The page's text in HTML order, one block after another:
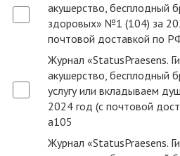
акушерство, бесплодный
здоровых» №1 (104) за
почтовой доставкой по
Журнал «StatusPraesens.
акушерство, бесплодный
услугу или вкладываем
2024 год (с почтовой
a105
Журнал «StatusPraesens.